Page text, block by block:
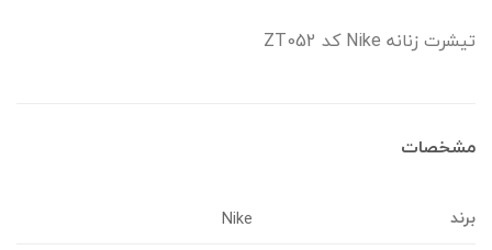
تیشرت زنانه Nike کد ZT052
مشخصات
برند
Nike